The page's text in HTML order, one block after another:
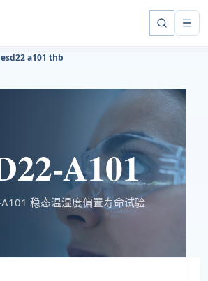
a101 thb
A101
A101 稳态温湿度偏置寿命试验